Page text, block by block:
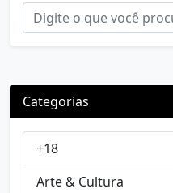
Categorias
+18
Arte & Cultura